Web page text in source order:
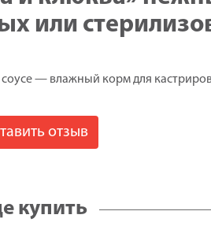
или
— влажный корм для
отзыв
купить